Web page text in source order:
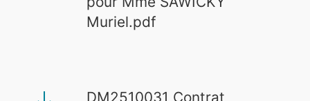
Muriel.pdf
DM2510031 Contrat